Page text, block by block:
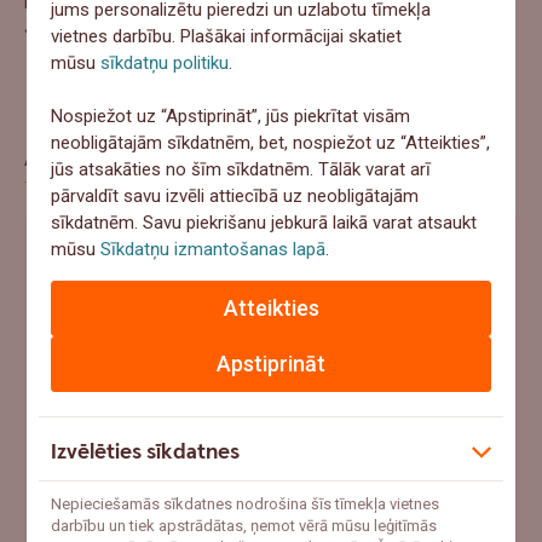
Ja jums ir interese, finansējumam aicinām pieteikties
Aptauja
Ja šovasar notiktu negadījums un pēkšņi
vajadzētu 1000+ eur, ko tu darītu?
Meklētu aizņēmumu
Cerētu, ka tā nenotiks
jums personalizētu pieredzi un uzlabotu tīmekļa
vietnes darbību. Plašākai informācijai skatiet
mūsusīkdatņu politiku
Nospiežot uz “Apstiprināt”, jūs piekrītat visām
neobligātajām sīkdatnēm, bet, nospiežot uz “Atteikties”,
jūs atsakāties no šīm sīkdatnēm. Tālāk varat arī
pārvaldīt savu izvēli attiecībā uz neobligātajām
sīkdatnēm. Savu piekrišanu jebkurā laikā varat atsaukt
mūsuSīkdatņu izmantošanas lapā
Apstiprināt
Atteikties
Izvēlēties sīkdatnes
Nepieciešamās sīkdatnes nodrošina šīs tīmekļa vietnes
darbību un tiek apstrādātas, ņemot vērā mūsu leģitīmās